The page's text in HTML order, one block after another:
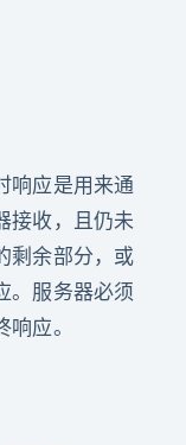
响应是用来通
接收，且仍未
剩余部分，或
。服务器必须
应。